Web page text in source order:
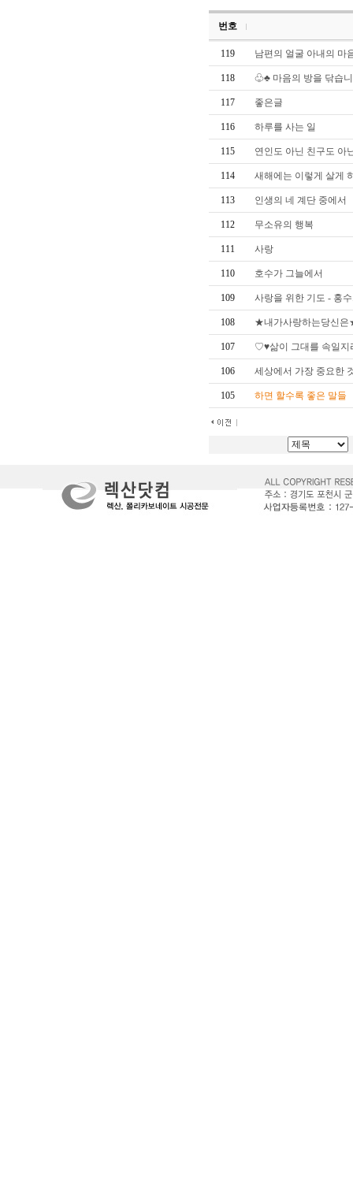
번호
119 남편의 얼굴 아내의 마
118 ♧♣ 마음의 방을 닦습
117 좋은글
116 하루를 사는 일
115 연인도 아닌 친구도 아
114 새해에는 이렇게 살게
113 인생의 네 계단 중에서
112 무소유의 행복
111 사랑
110 호수가 그늘에서
109 사랑을 위한 기도 - 홍
108 ★내가사랑하는당신
107 ♡♥삶이 그대를 속일
106 세상에서 가장 중요한
105 하면 할수록 좋은 말들